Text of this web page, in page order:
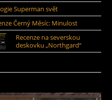
Superman svět
Černý Měsíc: Minulost
Recenze na severskou
deskovku „Northgard“